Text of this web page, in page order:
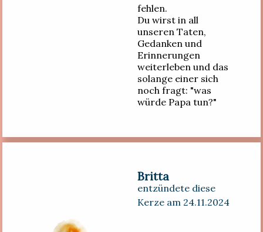
fehlen.
Du wirst in all
unseren Taten,
Gedanken und
Erinnerungen
weiterleben und das
solange einer sich
noch fragt: "was
würde Papa tun?"
Britta
entzündete diese
Kerze am 24.11.2024